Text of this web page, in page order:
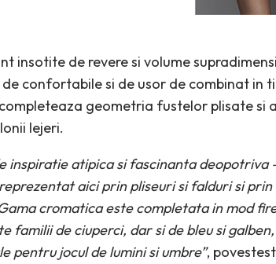
insotite de revere si volume
confortabile si de usor de combinat in
geometria fustelor plisate si
lejeri.
inspiratie atipica si fascinanta deopotriva
aici prin pliseuri si falduri si
cromatica este completata in mod
familii de ciuperci, dar si de bleu si
pentru jocul de lumini si umbre”,